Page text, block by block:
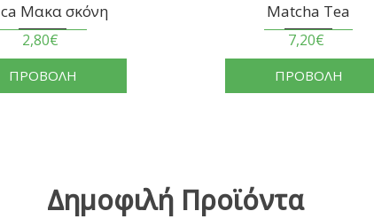
Matcha Tea
7,20€
ΠΡΟΒΟΛΗ
MSM σκόνη
3,01€
ΠΡΟΒΟΛΗ
Δημοφιλή Προϊόντα